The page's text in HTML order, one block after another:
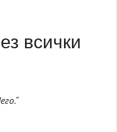
всички